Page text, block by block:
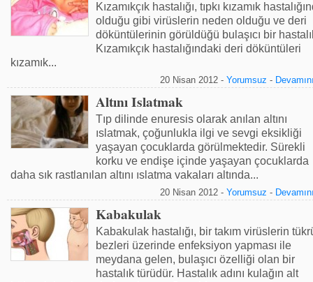
Kızamıkçık hastalığı, tıpkı kızamık
olduğu gibi virüslerin neden olduğu ve deri
döküntülerinin görüldüğü bulaşıcı bir
Kızamıkçık hastalığındaki deri döküntüleri
kızamık...
20 Nisan 2012 - Yorumsuz -
Altını Islatmak
Tıp dilinde enuresis olarak anılan altını
ıslatmak, çoğunlukla ilgi ve sevgi eksikliği
yaşayan çocuklarda görülmektedir. Sürekli
korku ve endişe içinde yaşayan çocuklarda
daha sık rastlanılan altını ıslatma vakaları altında...
20 Nisan 2012 - Yorumsuz -
Kabakulak
Kabakulak hastalığı, bir takım virüslerin
bezleri üzerinde enfeksiyon yapması ile
meydana gelen, bulaşıcı özelliği olan bir
hastalık türüdür. Hastalık adını kulağın alt